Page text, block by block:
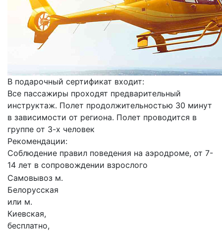
В подарочный сертификат входит:
Все пассажиры проходят предварительный
инструктаж. Полет продолжительностью 30 минут
в зависимости от региона. Полет проводится в
группе от 3-х человек
Рекомендации:
Соблюдение правил поведения на аэродроме, от 7-
14 лет в сопровождении взрослого
Самовывоз м.
Белорусская
или м.
Киевская,
бесплатно,